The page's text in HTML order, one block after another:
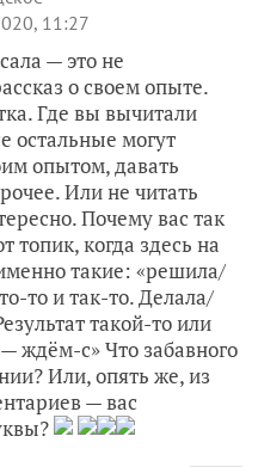
11:27
— это не
о своем опыте.
Где вы вычитали
остальные могут
опытом, давать
Или не читать
Почему вас так
топик, когда здесь на
такие: «решила/
то и так-то. Делала/
такой-то или
ждём-с» Что забавного
Или, опять же, из
— вас